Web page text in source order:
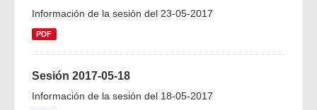
Información de la sesión del 23-05-2017
PDF
Sesión 2017-05-18
Información de la sesión del 18-05-2017